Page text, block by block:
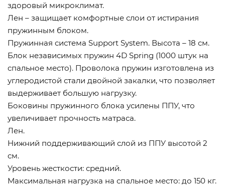
здоровый микроклимат.
Лен – защищает комфортные слои от истирания
пружинным блоком.
Пружинная система Support System. Высота – 18 см.
Блок независимых пружин 4D Spring (1000 штук на
спальное место). Проволока пружин изготовлена из
углеродистой стали двойной закалки, что позволяет
выдерживает большую нагрузку.
Боковины пружинного блока усилены ППУ, что
увеличивает прочность матраса.
Лен.
Нижний поддерживающий слой из ППУ высотой 2
см.
Уровень жесткости: средний.
Максимальная нагрузка на спальное место: до 150 кг.